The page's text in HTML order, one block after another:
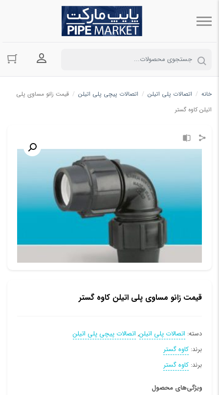
ورود به
خانه / اتصالات پلی اتیلن / اتصالات پیچی پلی اتیلن / قیمت زانو مساوی پلی
اتیلن کاوه گستر
قیمت زانو مساوی پلی اتیلن کاوه گستر
دسته: اتصالات پلی اتیلن, اتصالات پیچی پلی اتیلن
برند: کاوه گستر
برند: کاوه گستر
ویژگی‌های محصول